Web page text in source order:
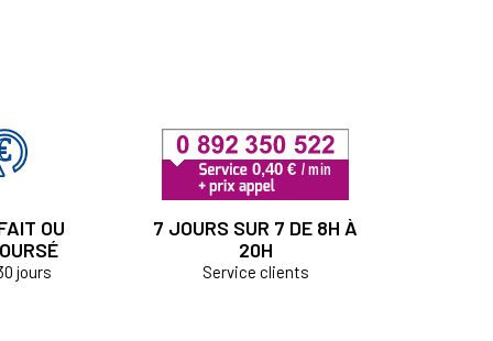
OU
jours
7 JOURS SUR 7 DE 8H À
20H
Service clients